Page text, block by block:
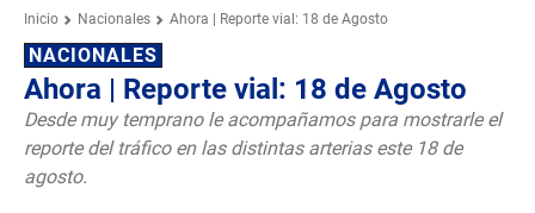
Inicio Nacionales Ahora | Reporte vial: 18 de Agosto
NACIONALES
Ahora | Reporte vial: 18 de Agosto
Desde muy temprano le acompañamos para mostrarle el
reporte del tráfico en las distintas arterias este 18 de
agosto.